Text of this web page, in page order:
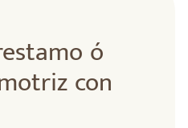
ó
con